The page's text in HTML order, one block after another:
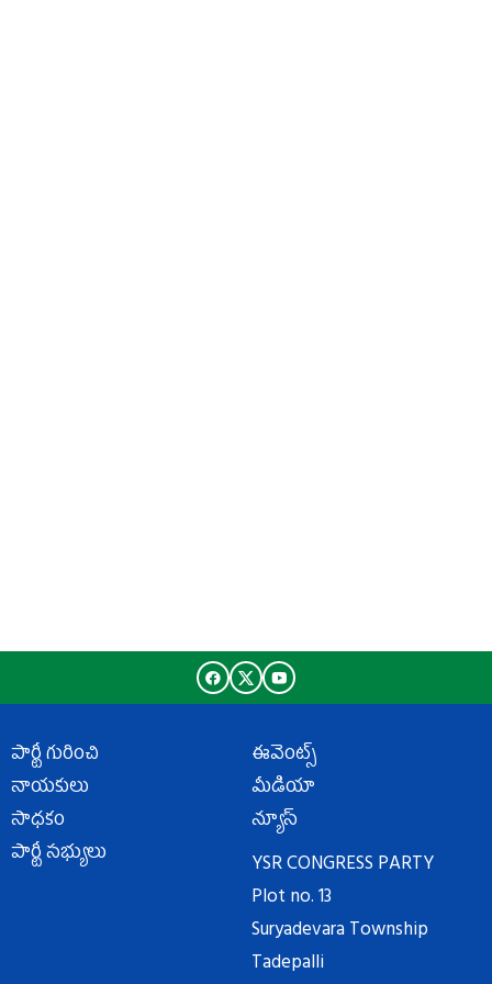
పార్టీ గురించి
నాయకులు
సాధకం
పార్టీ సభ్యులు
ఈవెంట్స్
మీడియా
న్యూస్
YSR CONGRESS PARTY
Plot no. 13
Suryadevara Township
Tadepalli